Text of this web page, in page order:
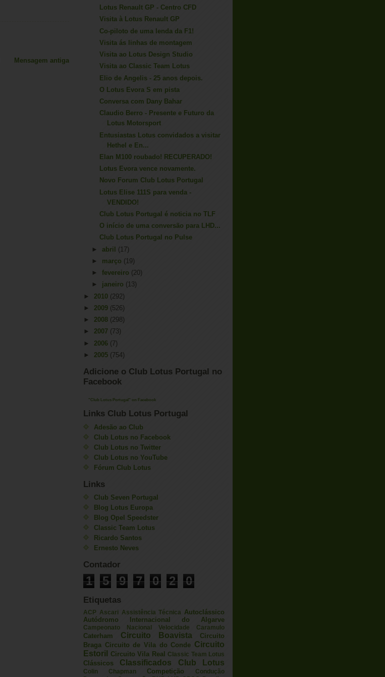
Mensagem antiga
Lotus Renault GP - Centro CFD
Visita à Lotus Renault GP
Co-piloto de uma lenda da F1!
Visita ás linhas de montagem
Visita ao Lotus Design Studio
Visita ao Classic Team Lotus
Elio de Angelis - 25 anos depois.
O Lotus Evora S em pista
Conversa com Dany Bahar
Claudio Berro - Presente e Futuro da
Lotus Motorsport
Entusiastas Lotus convidados a visitar
Hethel e En...
Elan M100 roubado! RECUPERADO!
Lotus Evora vence novamente.
Novo Forum Club Lotus Portugal
Lotus Elise 111S para venda -
VENDIDO!
Club Lotus Portugal é noticia no TLF
O início de uma conversão para LHD...
Club Lotus Portugal no Pulse
► abril (17)
► março (19)
► fevereiro (20)
► janeiro (13)
► 2010 (292)
► 2009 (526)
► 2008 (298)
► 2007 (73)
► 2006 (7)
► 2005 (754)
Adicione o Club Lotus Portugal no
Facebook
"Club Lotus Portugal" on Facebook
Links Club Lotus Portugal
Adesão ao Club
Club Lotus no Facebook
Club Lotus no Twitter
Club Lotus no YouTube
Fórum Club Lotus
Links
Club Seven Portugal
Blog Lotus Europa
Blog Opel Speedster
Classic Team Lotus
Ricardo Santos
Ernesto Neves
Contador
1 5 9 7 0 2 0
Etiquetas
ACP Ascari Assistência Técnica
Autoclássico
Autódromo Internacional do Algarve
Campeonato Nacional Velocidade Caramulo
Caterham Circuito Boavista
Circuito
Braga Circuito de Vila do Conde Circuito
Estoril
Circuito Vila Real Classic Team Lotus
Clássicos Classificados Club Lotus
Colin Chapman Competição
Condução